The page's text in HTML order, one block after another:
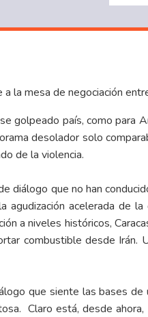
la mesa de negociación
golpeado país, como
desolador solo
de la violencia.
diálogo que no han
agudización acelerada de
a niveles históricos,
combustible desde
que siente las bases
Claro está, desde